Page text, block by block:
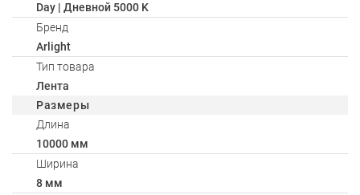
Day | Дневной 5000 K
Бренд
Arlight
Тип товара
Лента
Размеры
Длина
10000 мм
Ширина
8 мм